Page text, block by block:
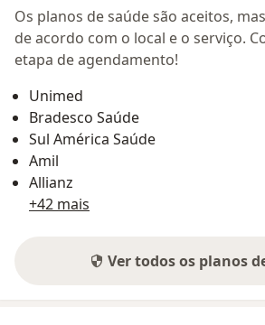
Os planos de saúde são aceitos,
de acordo com o local e o serviço.
etapa de agendamento!
Unimed
Bradesco Saúde
Sul América Saúde
Amil
Allianz
+42 mais
Ver todos os planos